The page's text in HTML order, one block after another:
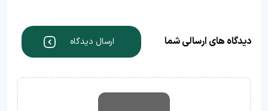
دیدگاه های ارسالی شما ارسال دیدگاه